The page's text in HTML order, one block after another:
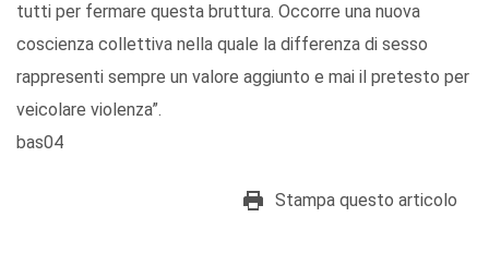
tutti per fermare questa bruttura. Occorre una nuova
coscienza collettiva nella quale la differenza di sesso
rappresenti sempre un valore aggiunto e mai il pretesto per
veicolare violenza”.
bas04
Stampa questo articolo